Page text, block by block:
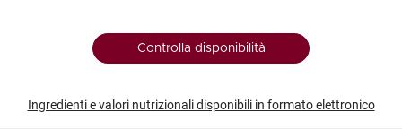
Controlla disponibilità
Ingredienti e valori nutrizionali disponibili in formato elettronico